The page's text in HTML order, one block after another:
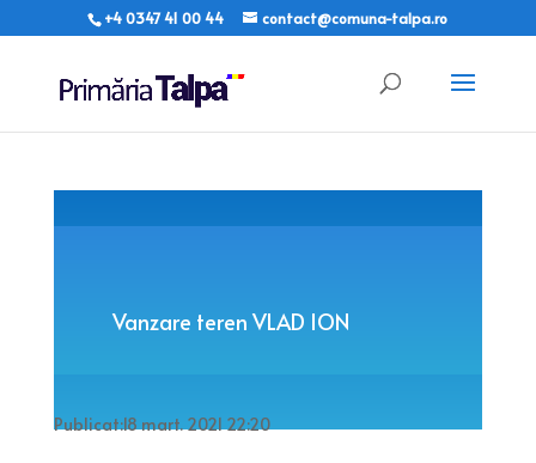
+4 0347 41 00 44 contact@comuna-talpa.ro
Vanzare teren VLAD ION
Publicat:18 mart. 2021 22:20